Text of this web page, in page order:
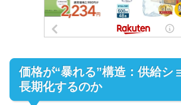
価格が“暴れる”構造：供給シ
長期化するのか